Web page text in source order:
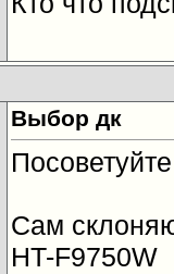
Выбор дк
Сам
HT-F9750W